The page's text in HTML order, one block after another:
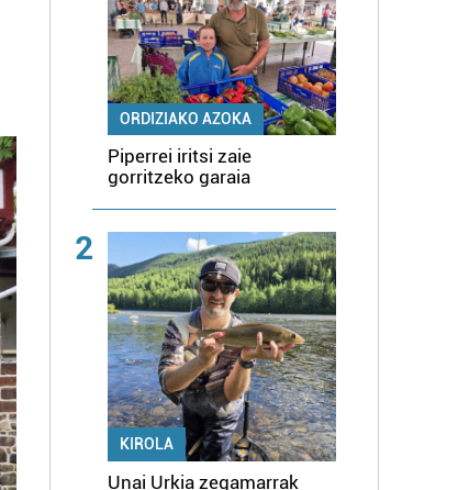
ORDIZIAKO AZOKA
Piperrei iritsi zaie
gorritzeko garaia
2
KIROLA
Unai Urkia zegamarrak